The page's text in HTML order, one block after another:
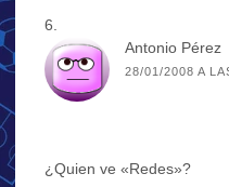
Antonio Pérez
28/01/2008 A
¿Quien ve «Redes»?